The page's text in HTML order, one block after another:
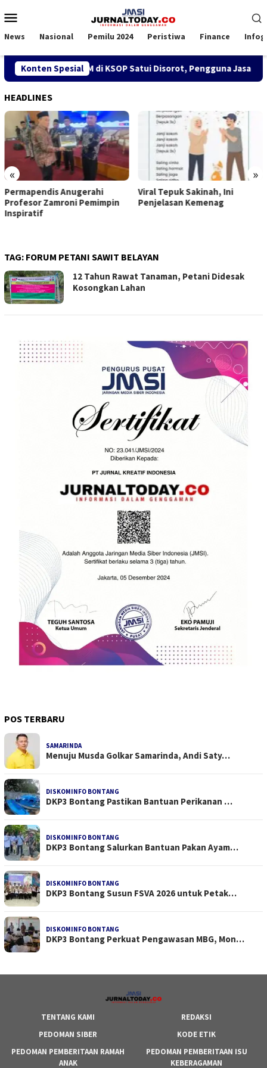
ke
Mobile
News Nasional Pemilu 2024 Peristiwa Finance
Konten Spesial
SPK TKBM di KSOP Satui Disorot, Pengguna Jasa Nilai
HEADLINES
« »
Permapendis Anugerahi
Profesor Zamroni Pemimpin
Inspiratif
Viral Tepuk Sakinah, Ini
Penjelasan Kemenag
TAG: FORUM PETANI SAWIT BELAYAN
12 Tahun Rawat Tanaman, Petani Didesak
Kosongkan Lahan
POS TERBARU
SAMARINDA
Menuju Musda Golkar Samarinda, Andi Saty…
DISKOMINFO BONTANG
DKP3 Bontang Pastikan Bantuan Perikanan …
DISKOMINFO BONTANG
DKP3 Bontang Salurkan Bantuan Pakan Ayam…
DISKOMINFO BONTANG
DKP3 Bontang Susun FSVA 2026 untuk Petak…
DISKOMINFO BONTANG
DKP3 Bontang Perkuat Pengawasan MBG, Mon…
TENTANG KAMI
REDAKSI
PEDOMAN SIBER
KODE ETIK
PEDOMAN PEMBERITAAN RAMAH
ANAK
PEDOMAN PEMBERITAAN ISU
KEBERAGAMAN